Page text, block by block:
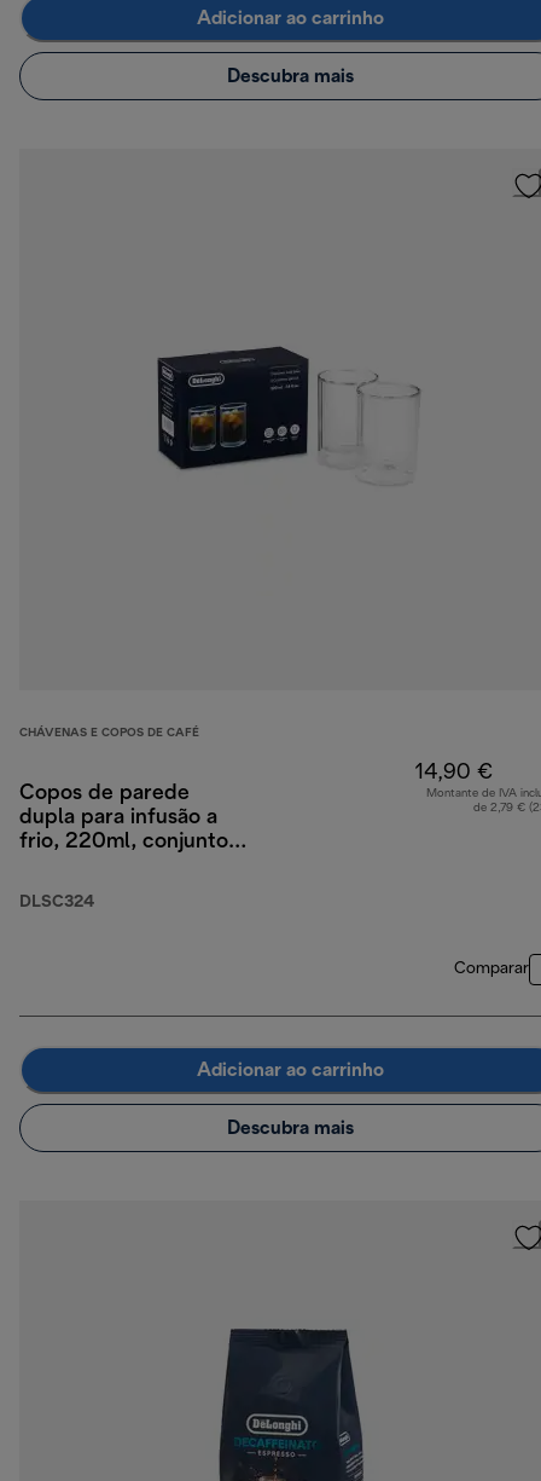
Adicionar ao carrinho
Descubra mais
CHÁVENAS E COPOS DE CAFÉ
Copos de parede
dupla para infusão a
frio, 220ml, conjunto
DLSC324
14,90 €
Montante de IVA
de 2,79 €
Comparar
Adicionar ao carrinho
Descubra mais